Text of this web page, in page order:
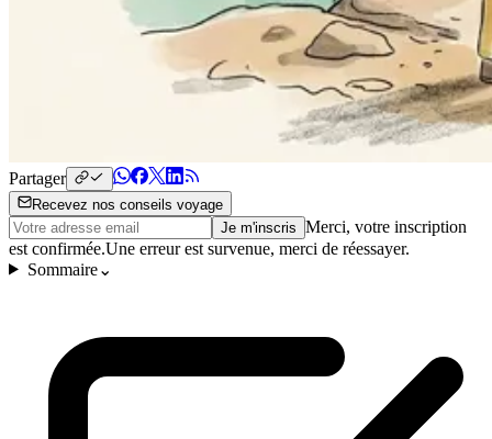
Partager
Recevez nos conseils voyage
Je m'inscris Merci, votre inscription
est confirmée.Une erreur est survenue, merci de réessayer.
Sommaire⌄